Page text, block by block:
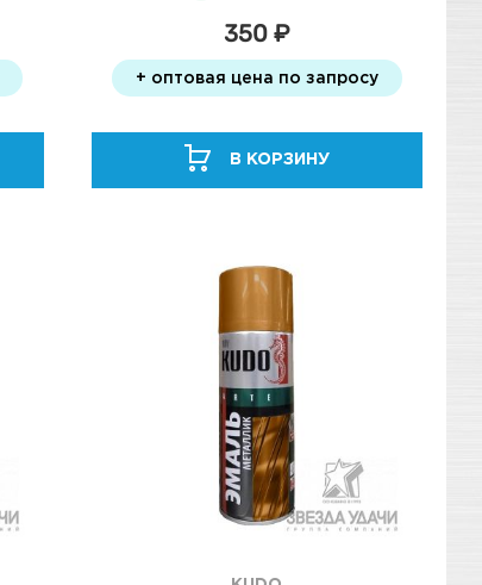
350 ₽
+ оптовая цена по запросу
В КОРЗИНУ